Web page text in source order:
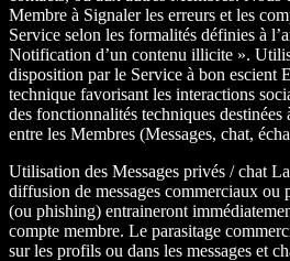
Membre à Signaler les erreurs et les
Service selon les formalités définies à
Notification d’un contenu illicite ».
disposition par le Service à bon escient
technique favorisant les interactions
des fonctionnalités techniques
entre les Membres (Messages, chat,
Utilisation des Messages privés / chat
diffusion de messages commerciaux ou
(ou phishing) entraineront
compte membre. Le parasitage
sur les profils ou dans les messages et